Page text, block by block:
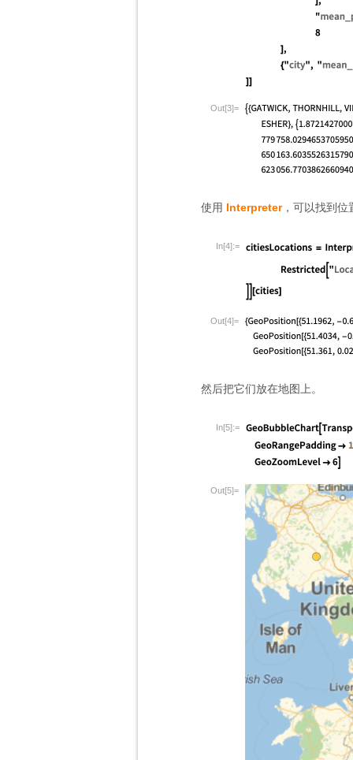
Out[3]=
使用 Interpreter，可以找到位
In[4]:=
Out[4]=
然后把它们放在地图上。
In[5]:=
Out[5]=